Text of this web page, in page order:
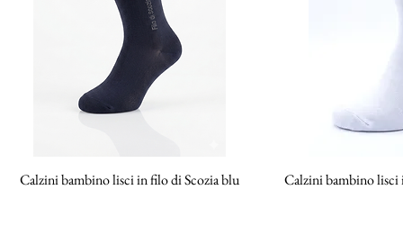
Vista rapida
Calzini bambino lisci in filo di Scozia blu Vista
Calzini bambino lisci